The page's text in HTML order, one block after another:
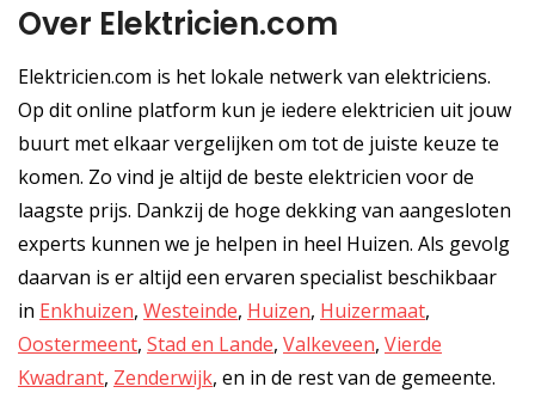
Over Elektricien.com
Elektricien.com is het lokale netwerk van elektriciens.
Op dit online platform kun je iedere elektricien uit jouw
buurt met elkaar vergelijken om tot de juiste keuze te
komen. Zo vind je altijd de beste elektricien voor de
laagste prijs. Dankzij de hoge dekking van aangesloten
experts kunnen we je helpen in heel Huizen. Als gevolg
daarvan is er altijd een ervaren specialist beschikbaar
in Enkhuizen, Westeinde, Huizen, Huizermaat,
Oostermeent, Stad en Lande, Valkeveen, Vierde
Kwadrant, Zenderwijk, en in de rest van de gemeente.